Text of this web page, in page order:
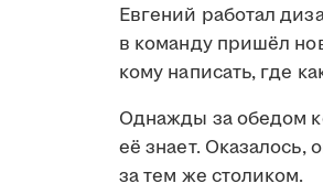
Евгений работал
в команду пришёл
кому написать, где
Однажды за обедом
её знает. Оказалось,
за тем же столиком.